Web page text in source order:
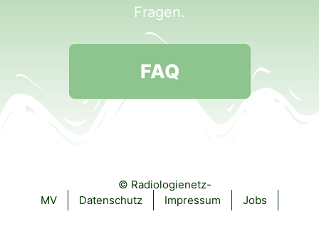
Fragen.
FAQ
© Radiologienetz-
MV
Datenschutz Impressum Jobs